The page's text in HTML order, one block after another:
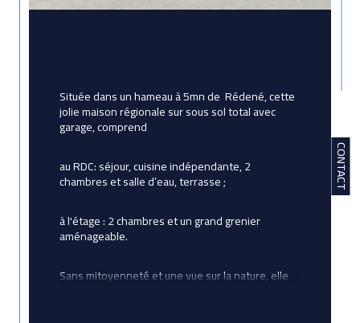
CONTACT
Située dans un hameau à 5mn de  Rédené, cette
jolie maison régionale sur sous sol total avec
garage, comprend
au RDC: séjour, cuisine indépendante, 2
chambres et salle d’eau, terrasse ;
à l'étage : 2 chambres et un grand grenier
aménageable.
Sans mitoyenneté et une vue sur la nature, elle